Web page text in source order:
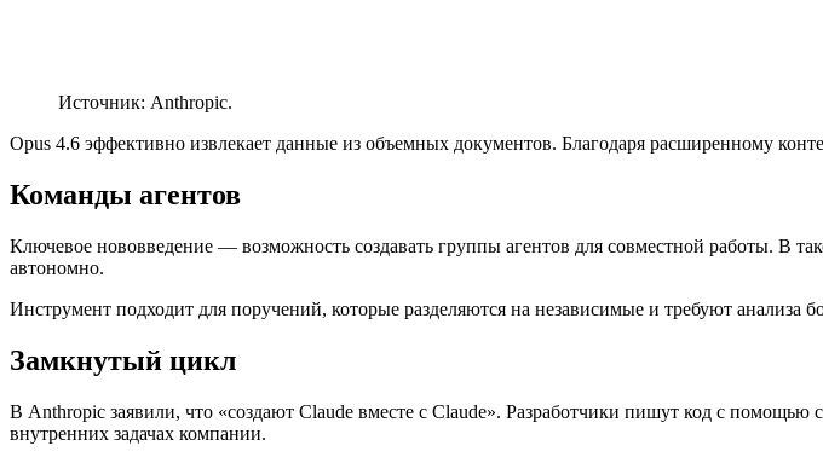
Источник: Anthropic.
Opus 4.6 эффективно извлекает данные из объемных документов. Благодаря расширенному
Команды агентов
Ключевое нововведение — возможность создавать группы агентов для совместной работы. В
автономно.
Инструмент подходит для поручений, которые разделяются на независимые и требуют анализа
Замкнутый цикл
В Anthropic заявили, что «создают Claude вместе с Claude». Разработчики пишут код с
внутренних задачах компании.